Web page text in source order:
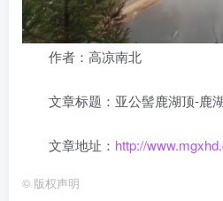
作者：高凉南北
文章标题：亚公髻鹿湖顶-鹿
文章地址： http://
© 版权声明